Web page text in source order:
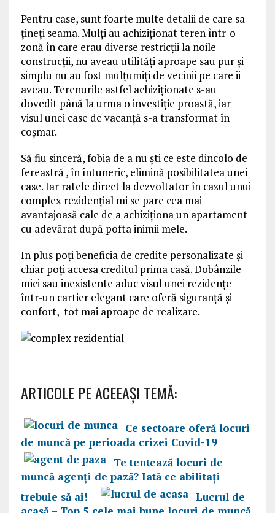
Pentru case, sunt foarte multe detalii de care sa
țineți seama. Mulţi au achiziționat teren într-o
zonă în care erau diverse restricții la noile
construcții, nu aveau utilități aproape sau pur și
simplu nu au fost mulțumiți de vecinii pe care ii
aveau. Terenurile astfel achiziționate s-au
dovedit până la urma o investiție proastă, iar
visul unei case de vacanţă s-a transformat în
coșmar.
Să fiu sinceră, fobia de a nu ști ce este dincolo de
fereastră , în întuneric, elimină posibilitatea unei
case. Iar ratele direct la dezvoltator în cazul unui
complex rezidențial mi se pare cea mai
avantajoasă cale de a achiziționa un apartament
cu adevărat după pofta inimii mele.
In plus poți beneficia de credite personalizate şi
chiar poți accesa creditul prima casă. Dobânzile
mici sau inexistente aduc visul unei rezidenţe
într-un cartier elegant care oferă siguranță și
confort, tot mai aproape de realizare.
ARTICOLE PE ACEEAŞI TEMĂ:
Ce sectoare oferă locuri
de muncă pe perioada crizei Covid-19
Te tentează locuri de
muncă agenți de pază? Iată ce abilitați
trebuie să ai!
Lucrul de